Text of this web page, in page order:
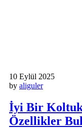
10 Eylül 2025
by aliguler
İyi Bir Koltuk
Özellikler